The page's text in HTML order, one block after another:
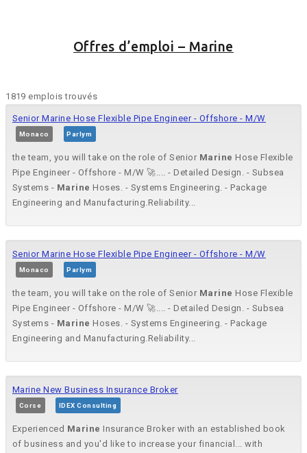
Offres d’emploi – Marine
1819 emplois trouvés
Senior Marine Hose Flexible Pipe Engineer - Offshore - M/W
Monaco Parlym
the team, you will take on the role of Senior Marine Hose Flexible
Pipe Engineer - Offshore - M/W 🚀.... - Detailed Design. - Subsea
Systems - Marine Hoses. - Systems Engineering. - Package
Engineering and Manufacturing.Reliability...
Senior Marine Hose Flexible Pipe Engineer - Offshore - M/W
Monaco Parlym
the team, you will take on the role of Senior Marine Hose Flexible
Pipe Engineer - Offshore - M/W 🚀.... - Detailed Design. - Subsea
Systems - Marine Hoses. - Systems Engineering. - Package
Engineering and Manufacturing.Reliability...
Marine New Business Insurance Broker
Corse IDEX Consulting
Experienced Marine Insurance Broker with an established book
of business and you'd like to increase your financial... with